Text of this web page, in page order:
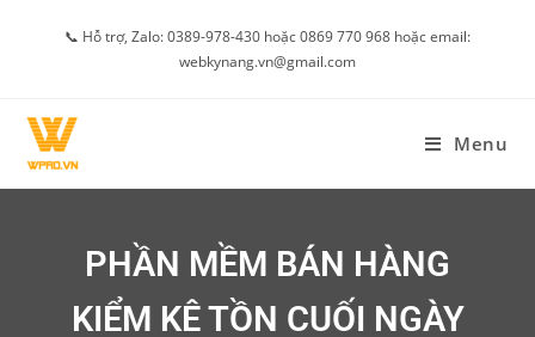
📞 Hỗ trợ, Zalo: 0389-978-430 hoặc 0869 770 968 hoặc email:
webkynang.vn@gmail.com
Menu
PHẦN MỀM BÁN HÀNG
KIỂM KÊ TỒN CUỐI NGÀY